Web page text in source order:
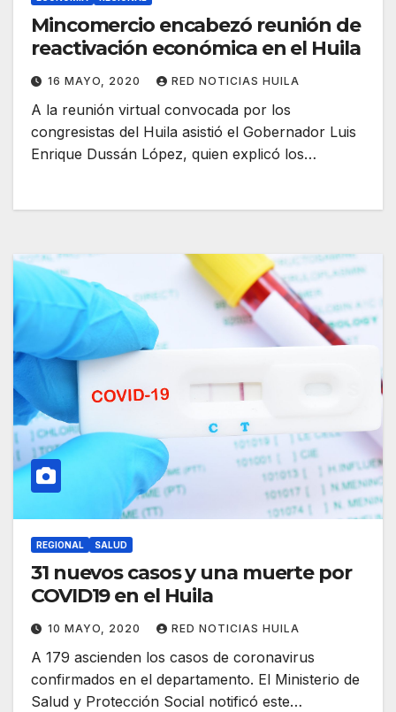
Mincomercio encabezó reunión de
reactivación económica en el Huila
16 MAYO, 2020 RED NOTICIAS HUILA
A la reunión virtual convocada por los
congresistas del Huila asistió el Gobernador Luis
Enrique Dussán López, quien explicó los…
REGIONAL SALUD
31 nuevos casos y una muerte por
COVID19 en el Huila
10 MAYO, 2020 RED NOTICIAS HUILA
A 179 ascienden los casos de coronavirus
confirmados en el departamento. El Ministerio de
Salud y Protección Social notificó este…